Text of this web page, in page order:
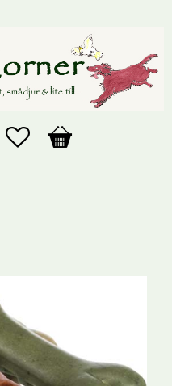
Favoriter
Kundvagn